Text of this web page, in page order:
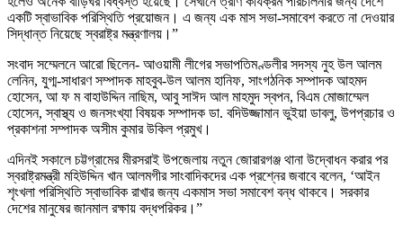
একটি স্বাভাবিক পরিস্থিতি প্রয়োজন। এ জন্য এক মাস সভা-সমাবেশ করতে না দেওয়ার
সিদ্ধান্ত নিয়েছে স্বরাষ্ট্র মন্ত্রণালয়।”
সংবাদ সম্মেলনে আরো ছিলেন- আওয়ামী লীগের সভাপতিমণ্ডলীর সদস্য নুহ উল আলম
লেনিন, যুগ্ম-সাধারণ সম্পাদক মাহবুব-উল আলম হানিফ, সাংগঠনিক সম্পাদক আহমদ
হোসেন, আ ফ ম বাহাউদ্দিন নাছিম, আবু সাঈদ আল মাহমুদ স্বপন, বিএম মোজাম্মেল
হোসেন, স্বাস্থ্য ও জনসংখ্যা বিষয়ক সম্পাদক ডা. বদিউজ্জামান ভুইয়া ডাবলু, উপপ্রচার ও
প্রকাশনা সম্পাদক অসীম কুমার উকিল প্রমুখ।
এদিনই সকালে চট্টগ্রামের মীরসরাই উপজেলায় নতুন জোরারগঞ্জ থানা উদ্বোধন করার পর
স্বরাষ্ট্রমন্ত্রী মহিউদ্দিন খান আলমগীর সাংবাদিকদের এক প্রশ্নের জবাবে বলেন, ‘আইন
শৃংখলা পরিস্থিতি স্বাভাবিক রাখার জন্য একমাস সভা সমাবেশ বন্ধ থাকবে। সরকার
দেশের মানুষের জানমাল রক্ষায় বদ্ধপরিকর।”